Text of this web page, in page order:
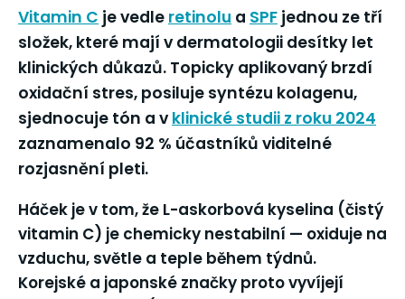
Vitamin C je vedle retinolu a SPF jednou ze tří
složek, které mají v dermatologii desítky let
klinických důkazů. Topicky aplikovaný brzdí
oxidační stres, posiluje syntézu kolagenu,
sjednocuje tón a vklinické studii z roku 2024
zaznamenalo 92 % účastníků viditelné
rozjasnění pleti.
Háček je v tom, že L-askorbová kyselina (čistý
vitamin C) je chemicky nestabilní — oxiduje na
vzduchu, světle a teple během týdnů.
Korejské a japonské značky proto vyvíjejí